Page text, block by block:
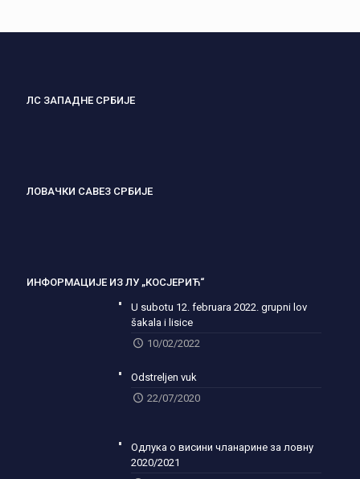
ЛС ЗАПАДНЕ СРБИЈЕ
ЛОВАЧКИ САВЕЗ СРБИЈЕ
ИНФОРМАЦИЈЕ ИЗ ЛУ „КОСЈЕРИЋ“
U subotu 12. februara 2022. grupni lov
šakala i lisice
10/02/2022
Odstreljen vuk
22/07/2020
Одлука о висини чланарине за ловну
2020/2021